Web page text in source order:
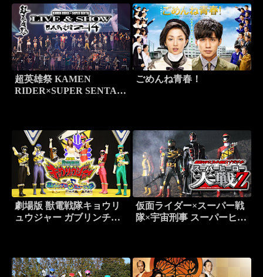
超英雄祭 KAMEN
RIDER×SUPER SENTAI
ごめんね青春！
劇場版 獣電戦隊キョウリ
ュウジャー ガブリンチ
仮面ライダー×スーパー戦
隊×宇宙刑事 スーパーヒー